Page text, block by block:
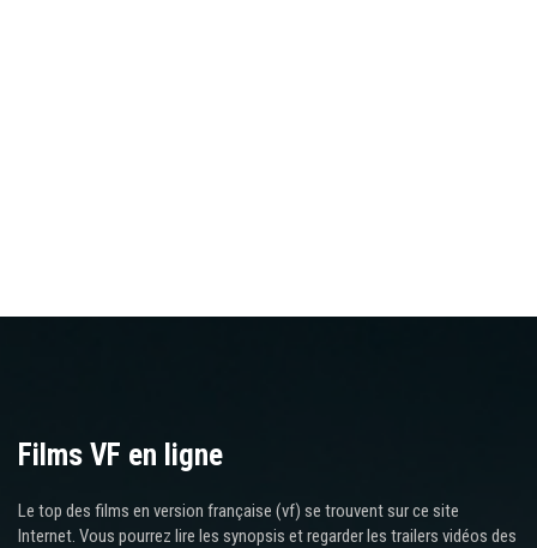
Films VF en ligne
Le top des films en version française (vf) se trouvent sur ce site
Internet. Vous pourrez lire les synopsis et regarder les trailers vidéos des